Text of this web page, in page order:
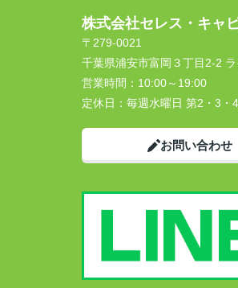
株式会社セレス・キャ
〒279-0021
千葉県浦安市富岡３丁目2-2
営業時間： 10:00～19:00
定休日： 毎週水曜日 第2・3・
お問い合わせ